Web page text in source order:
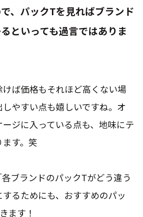
、パックTを見ればブランド
といっても過言ではありま
ば価格もそれほど高くない場
やすい点も嬉しいですね。オ
ジに入っている点も、地味にテ
す。笑
ブランドのパックTがどう違う
るためにも、おすすめのパッ
ます！